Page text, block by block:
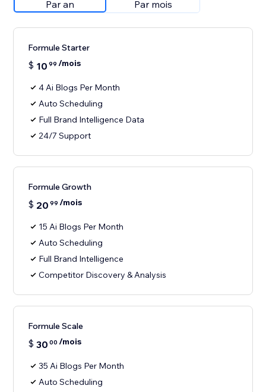
Par an Par mois
Formule Starter
$ 10 99 /mois
4 Ai Blogs Per Month
Auto Scheduling
Full Brand Intelligence Data
24/7 Support
Formule Growth
$ 20 99 /mois
15 Ai Blogs Per Month
Auto Scheduling
Full Brand Intelligence
Competitor Discovery & Analysis
Formule Scale
$ 30 00 /mois
35 Ai Blogs Per Month
Auto Scheduling